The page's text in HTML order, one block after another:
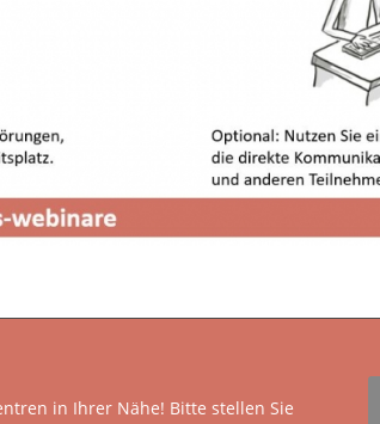
in Ihrer Nähe! Bitte stellen Sie